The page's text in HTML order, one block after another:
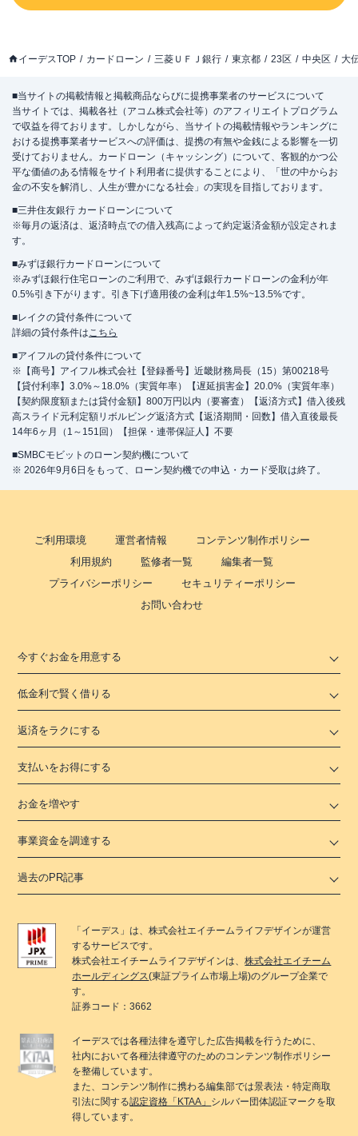
イーデスTOP カードローン 三菱ＵＦＪ銀行 東京都 23区 中央区 大
■当サイトの掲載情報と掲載商品ならびに提携事業者のサービスについて
当サイトでは、掲載各社（アコム株式会社等）のアフィリエイトプログラム
で収益を得ております。しかしながら、当サイトの掲載情報やランキングに
おける提携事業者サービスへの評価は、提携の有無や金銭による影響を一切
受けておりません。カードローン（キャッシング）について、客観的かつ公
平な価値のある情報をサイト利用者に提供することにより、「世の中からお
金の不安を解消し、人生が豊かになる社会」の実現を目指しております。
■三井住友銀行 カードローンについて
※毎月の返済は、返済時点での借入残高によって約定返済金額が設定されま
す。
■みずほ銀行カードローンについて
※みずほ銀行住宅ローンのご利用で、みずほ銀行カードローンの金利が年
0.5%引き下がります。引き下げ適用後の金利は年1.5%~13.5%です。
■レイクの貸付条件について
詳細の貸付条件はこちら
■アイフルの貸付条件について
※【商号】アイフル株式会社【登録番号】近畿財務局長（15）第00218号
【貸付利率】3.0%～18.0%（実質年率）【遅延損害金】20.0%（実質年率）
【契約限度額または貸付金額】800万円以内（要審査）【返済方式】借入後残
高スライド元利定額リボルビング返済方式【返済期間・回数】借入直後最長
14年6ヶ月（1～151回）【担保・連帯保証人】不要
■SMBCモビットのローン契約機について
※ 2026年9月6日をもって、ローン契約機での申込・カード受取は終了。
ご利用環境 運営者情報
コンテンツ制作ポリシー
利用規約
監修者一覧
編集者一覧
プライバシーポリシー
セキュリティーポリシー
お問い合わせ
今すぐお金を用意する
低金利で賢く借りる
返済をラクにする
支払いをお得にする
お金を増やす
事業資金を調達する
過去のPR記事
「 イーデス 」は、株式会社エイチームライフデザインが運営
するサービスです。
株式会社エイチームライフデザインは、株式会社エイチーム
ホールディングス(東証プライム市場上場)のグループ企業で
す。
証券コード：3662
イーデスでは各種法律を遵守した広告掲載を行うために、
社内において各種法律遵守のためのコンテンツ制作ポリシー
を整備しています。
また、コンテンツ制作に携わる編集部では景表法・特定商取
引法に関する認定資格「KTAA」 シルバー団体認証マークを取
得しています。